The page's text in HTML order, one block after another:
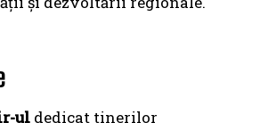
ul dedicat tinerilor